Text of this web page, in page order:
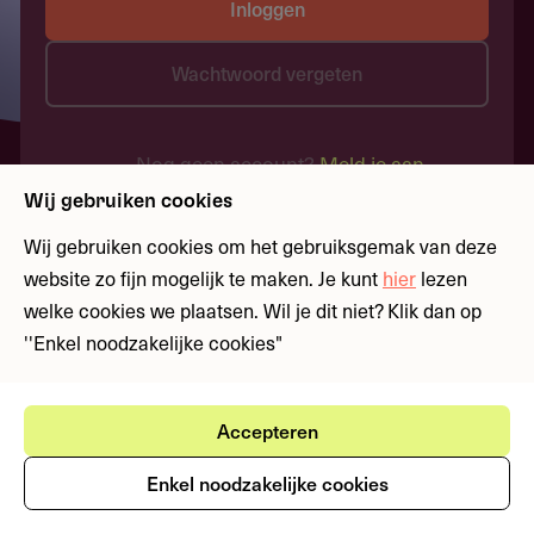
Inloggen
Wachtwoord vergeten
Nog geen account?Meld je aan
Wij gebruiken cookies
Wij gebruiken cookies om het gebruiksgemak van deze
website zo fijn mogelijk te maken. Je kunt hier lezen
welke cookies we plaatsen. Wil je dit niet? Klik dan op
''Enkel noodzakelijke cookies"
Accepteren
Enkel noodzakelijke cookies